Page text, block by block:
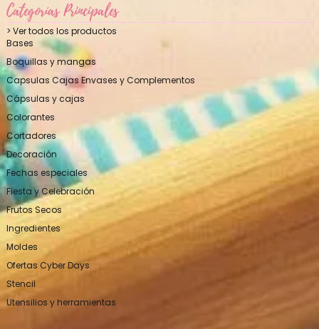
Categorías Principales
> Ver todos los productos
Bases
Boquillas y mangas
Capsulas Cajas Envases y Complementos
Cápsulas y cajas
Colorantes
Cortadores
Decoración
Fechas especiales
Fiesta y Celebración
Frutos Secos
Ingredientes
Moldes
Ofertas Cyber Days
Stencil
Utensilios y herramientas